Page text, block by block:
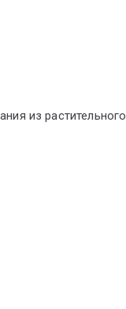
из растительного